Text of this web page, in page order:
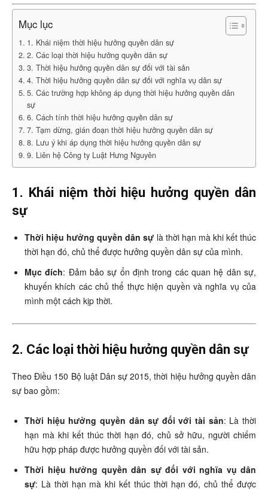
Mục lục
1. Khái niệm thời hiệu hưởng quyền dân sự
2. Các loại thời hiệu hưởng quyền dân sự
3. Thời hiệu hưởng quyền dân sự đối với tài sản
4. Thời hiệu hưởng quyền dân sự đối với nghĩa vụ dân sự
5. Các trường hợp không áp dụng thời hiệu hưởng quyền dân
sự
6. Cách tính thời hiệu hưởng quyền dân sự
7. Tạm dừng, gián đoạn thời hiệu hưởng quyền dân sự
8. Lưu ý khi áp dụng thời hiệu hưởng quyền dân sự
9. Liên hệ Công ty Luật Hưng Nguyên
1. Khái niệm thời hiệu hưởng quyền dân
sự
Thời hiệu hưởng quyền dân sự là thời hạn mà khi kết thúc
thời hạn đó, chủ thể được hưởng quyền dân sự của mình.
Mục đích: Đảm bảo sự ổn định trong các quan hệ dân sự,
khuyến khích các chủ thể thực hiện quyền và nghĩa vụ của
mình một cách kịp thời.
2. Các loại thời hiệu hưởng quyền dân sự
Theo Điều 150 Bộ luật Dân sự 2015, thời hiệu hưởng quyền dân
sự bao gồm:
Thời hiệu hưởng quyền dân sự đối với tài sản: Là thời
hạn mà khi kết thúc thời hạn đó, chủ sở hữu, người chiếm
hữu hợp pháp được hưởng quyền đối với tài sản.
Thời hiệu hưởng quyền dân sự đối với nghĩa vụ dân
sự: Là thời hạn mà khi kết thúc thời hạn đó, chủ thể được